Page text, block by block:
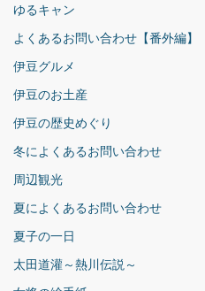
ゆるキャン
よくあるお問い合わせ【番外編】
伊豆グルメ
伊豆のお土産
伊豆の歴史めぐり
冬によくあるお問い合わせ
周辺観光
夏によくあるお問い合わせ
夏子の一日
太田道灌～熱川伝説～